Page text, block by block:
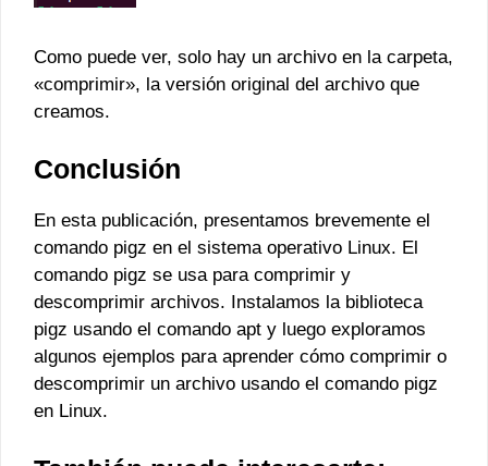
Como puede ver, solo hay un archivo en la carpeta,
«comprimir», la versión original del archivo que
creamos.
Conclusión
En esta publicación, presentamos brevemente el
comando pigz en el sistema operativo Linux. El
comando pigz se usa para comprimir y
descomprimir archivos. Instalamos la biblioteca
pigz usando el comando apt y luego exploramos
algunos ejemplos para aprender cómo comprimir o
descomprimir un archivo usando el comando pigz
en Linux.